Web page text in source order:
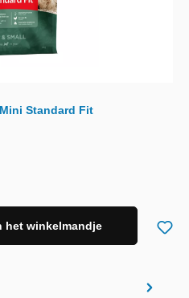
Standard Fit
het winkelmandje